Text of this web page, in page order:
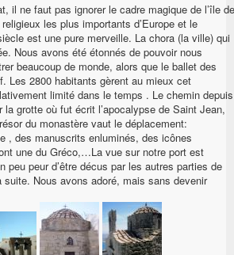
il ne faut pas ignorer le cadre magique de l’île de
les plus importants d’Europe et le
est une pure merveille. La chora (la ville) qui
Nous avons été étonnés de pouvoir nous
beaucoup de monde, alors que le ballet des
Les 2800 habitants gèrent au mieux cet
limité dans le temps . Le chemin depuis
grotte où fut écrit l’apocalypse de Saint Jean,
du monastère vaut le déplacement:
, des manuscrits enluminés, des icônes
une du Gréco,…La vue sur notre port est
peu peur d’être décus par les autres parties de
suite. Nous avons adoré, mais sans devenir